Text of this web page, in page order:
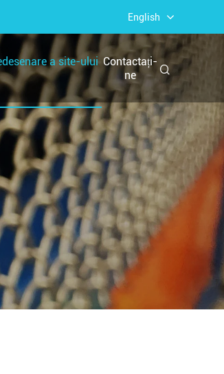
English
a site-ului Contactați-
ne